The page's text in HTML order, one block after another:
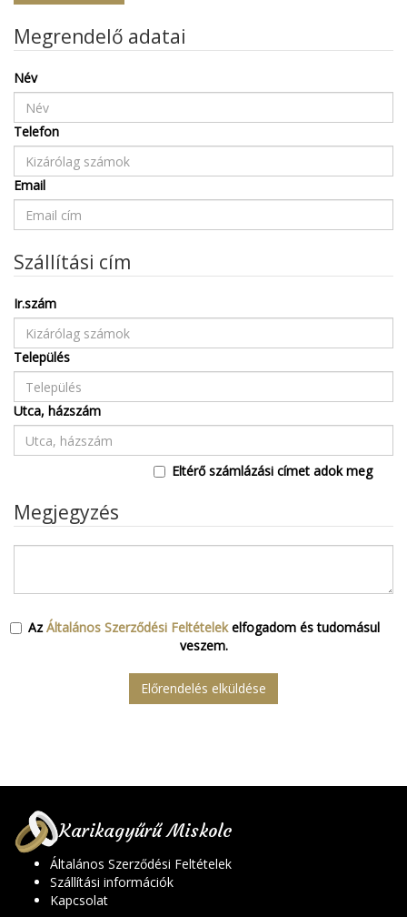
Megrendelő adatai
Név
Telefon
Email
Szállítási cím
Ir.szám
Település
Utca, házszám
Eltérő számlázási címet adok meg
Megjegyzés
AzÁltalános Szerződési Feltételekelfogadom és tudomásul
veszem.
Előrendelés elküldése
Karikagyűrű Miskolc
Általános Szerződési Feltételek
Szállítási információk
Kapcsolat